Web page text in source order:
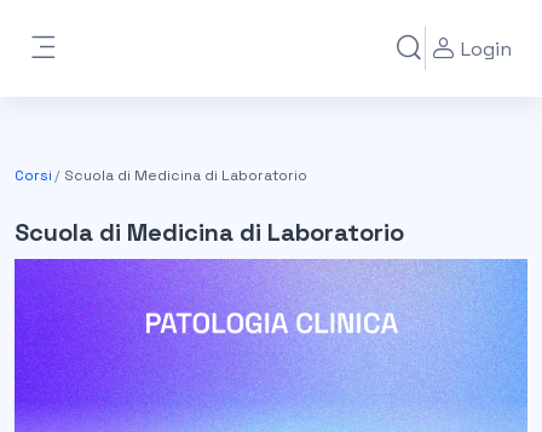
Attiva/disattiva
Login
Corsi Scuola di Medicina di Laboratorio
Scuola di Medicina di Laboratorio